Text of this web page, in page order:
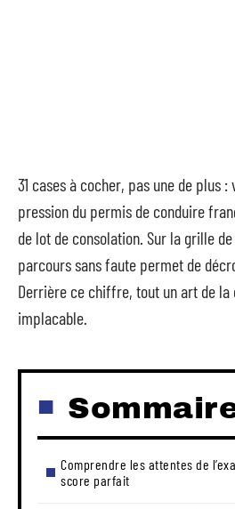
31 cases à cocher, pas une de plus
pression du permis de conduire
de lot de consolation. Sur la grille
parcours sans faute permet de
Derrière ce chiffre, tout un art de la
implacable.
Comprendre les attentes de
score parfait